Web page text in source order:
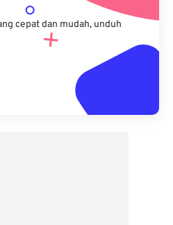
cepat dan mudah, unduh